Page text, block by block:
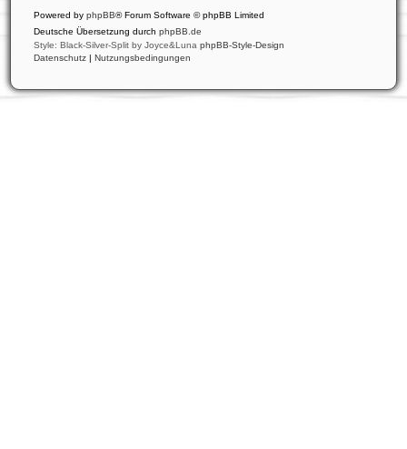
Powered by phpBB® Forum Software © phpBB Limited
Deutsche Übersetzung durch phpBB.de
Style: Black-Silver-Split by Joyce&Luna phpBB-Style-Design
Datenschutz | Nutzungsbedingungen